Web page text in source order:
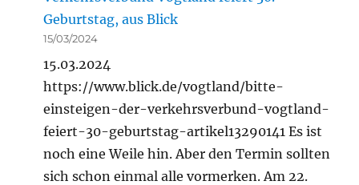
Geburtstag, aus Blick
15/03/2024
15.03.2024
https://www.blick.de/vogtland/bitte-
einsteigen-der-verkehrsverbund-vogtland-
feiert-30-geburtstag-artikel13290141 Es ist
noch eine Weile hin. Aber den Termin sollten
sich schon einmal alle vormerken. Am 22.